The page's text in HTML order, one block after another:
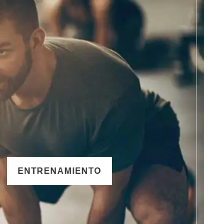
ENTRENAMIENTO